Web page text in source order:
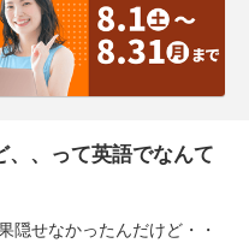
、、って英語でなんて
隠せなかったんだけど・・